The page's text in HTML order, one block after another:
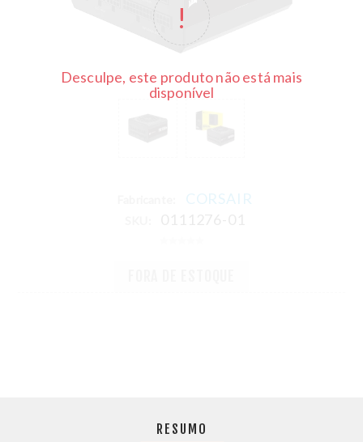
Desculpe, este produto não está mais
disponível
CORSAIR
RESUMO